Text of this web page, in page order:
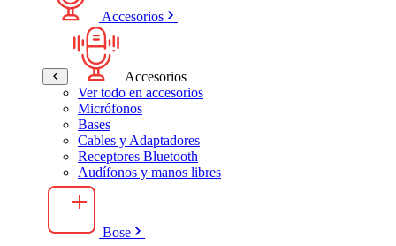
Accesorios
Accesorios
Ver todo en accesorios
Micrófonos
Bases
Cables y Adaptadores
Receptores Bluetooth
Audífonos y manos libres
Bose